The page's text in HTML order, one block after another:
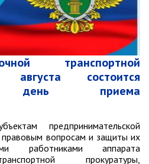
состоится
день приема
предпринимательской
вопросам и защиты их
работниками аппарата
прокуратуры,